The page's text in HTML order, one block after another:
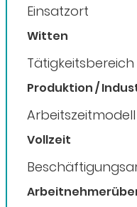
Einsatzort
Witten
Tätigkeitsbereich
Produktion /
Arbeitszeitmodell
Vollzeit